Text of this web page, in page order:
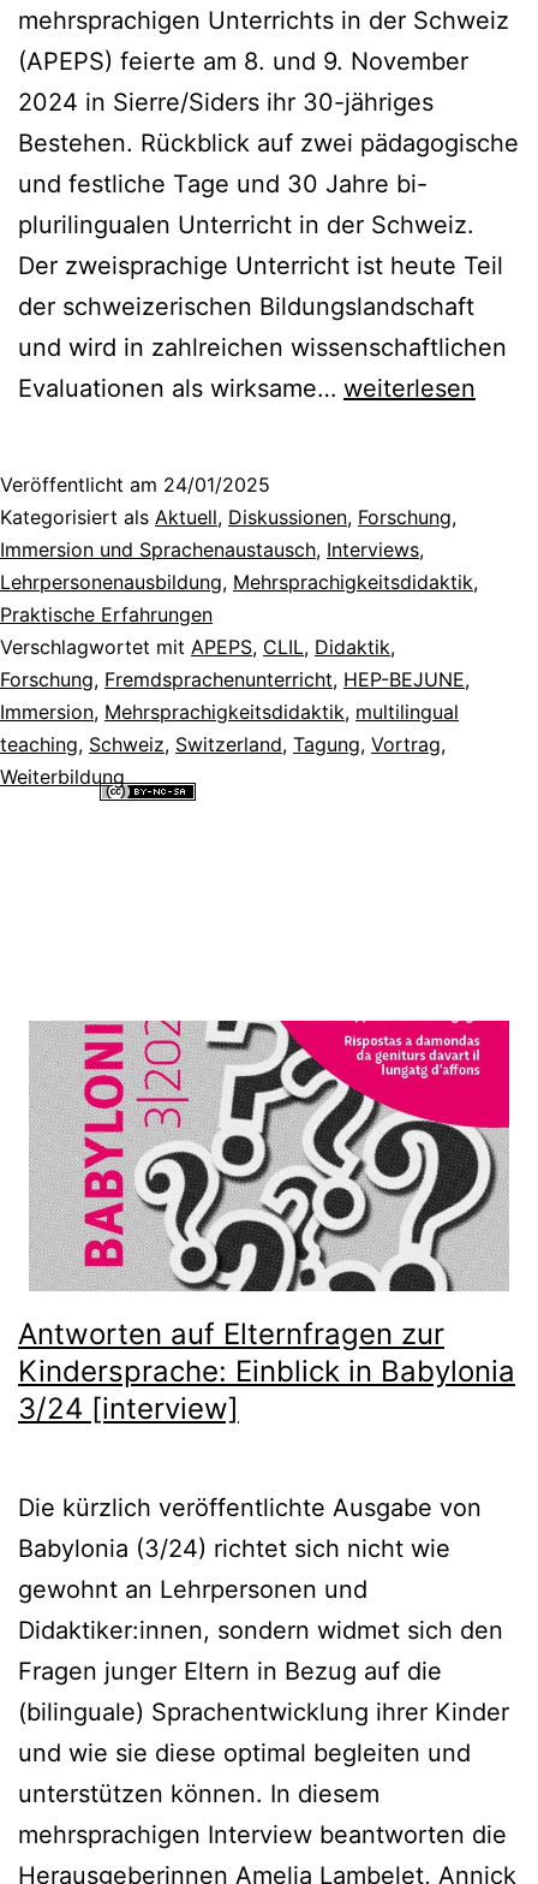
mehrsprachigen Unterrichts in der Schweiz
(APEPS) feierte am 8. und 9. November
2024 in Sierre/Siders ihr 30-jähriges
Bestehen. Rückblick auf zwei pädagogische
und festliche Tage und 30 Jahre bi-
plurilingualen Unterricht in der Schweiz.
Der zweisprachige Unterricht ist heute Teil
der schweizerischen Bildungslandschaft
und wird in zahlreichen wissenschaftlichen
Evaluationen als wirksame… 30
Vergangenheit,
Gegenwart
und
des
zweisprachigen
Unterrichts
weiterlesen
Veröffentlicht am 24/01/2025
Kategorisiert als Aktuell, Diskussionen, Forschung,
Immersion und Sprachenaustausch, Interviews,
Lehrpersonenausbildung, Mehrsprachigkeitsdidaktik,
Praktische Erfahrungen
Verschlagwortet mit APEPS, CLIL, Didaktik,
Forschung, Fremdsprachenunterricht, HEP-BEJUNE,
Immersion, Mehrsprachigkeitsdidaktik, multilingual
teaching, Schweiz, Switzerland, Tagung, Vortrag,
Weiterbildung
Antworten auf Elternfragen zur
Kindersprache: Einblick in Babylonia
3/24 [interview]
Die kürzlich veröffentlichte Ausgabe von
Babylonia (3/24) richtet sich nicht wie
gewohnt an Lehrpersonen und
Didaktiker:innen, sondern widmet sich den
Fragen junger Eltern in Bezug auf die
(bilinguale) Sprachentwicklung ihrer Kinder
und wie sie diese optimal begleiten und
unterstützen können. In diesem
mehrsprachigen Interview beantworten die
Herausgeberinnen Amelia Lambelet, Annick